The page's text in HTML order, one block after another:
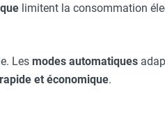
limitent la consommation
Les modes automatiques
et économique.